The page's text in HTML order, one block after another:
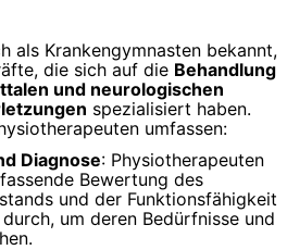
als Krankengymnasten bekannt,
die sich auf die Behandlung
und neurologischen
spezialisiert haben.
umfassen:
Diagnose: Physiotherapeuten
Bewertung des
und der Funktionsfähigkeit
um deren Bedürfnisse und